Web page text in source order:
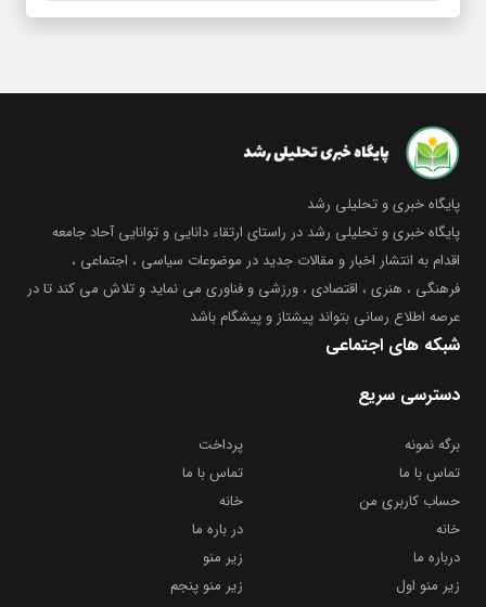
پایگاه خبری و تحلیلی رشد
پایگاه خبری و تحلیلی رشد در راستای ارتقاء دانایی و توانایی آحاد جامعه
اقدام به انتشار اخبار و مقالات جدید در موضوعات سیاسی ، اجتماعی ،
فرهنگی ، هنری ، اقتصادی ، ورزشی و فناوری می نماید و تلاش می کند تا در
عرصه اطلاع رسانی بتواند پیشتاز و پیشگام باشد
شبکه های اجتماعی
دسترسی سریع
برگه نمونه
پرداخت
تماس با ما
تماس با ما
حساب کاربری من
خانه
خانه
در باره ما
درباره ما
زیر منو
زیر منو اول
زیر منو پنجم